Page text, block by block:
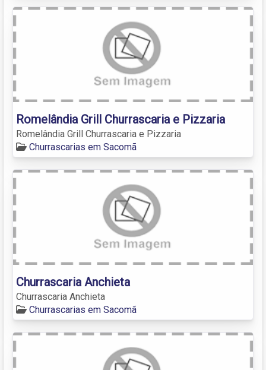
Romelândia Grill Churrascaria e Pizzaria
Romelândia Grill Churrascaria e Pizzaria
Churrascarias em Sacomã
Churrascaria Anchieta
Churrascaria Anchieta
Churrascarias em Sacomã